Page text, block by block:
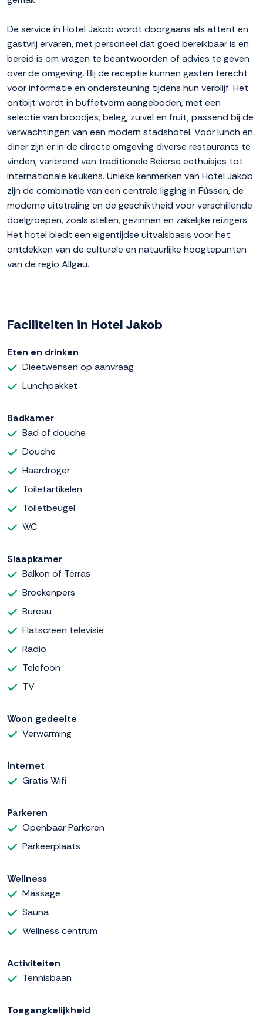
De service in Hotel Jakob wordt doorgaans als attent en
gastvrij ervaren, met personeel dat goed bereikbaar is en
bereid is om vragen te beantwoorden of advies te geven
over de omgeving. Bij de receptie kunnen gasten terecht
voor informatie en ondersteuning tijdens hun verblijf. Het
ontbijt wordt in buffetvorm aangeboden, met een
selectie van broodjes, beleg, zuivel en fruit, passend bij de
verwachtingen van een modern stadshotel. Voor lunch en
diner zijn er in de directe omgeving diverse restaurants te
vinden, variërend van traditionele Beierse eethuisjes tot
internationale keukens. Unieke kenmerken van Hotel Jakob
zijn de combinatie van een centrale ligging in Füssen, de
moderne uitstraling en de geschiktheid voor verschillende
doelgroepen, zoals stellen, gezinnen en zakelijke reizigers.
Het hotel biedt een eigentijdse uitvalsbasis voor het
ontdekken van de culturele en natuurlijke hoogtepunten
van de regio Allgäu.
Faciliteiten in Hotel Jakob
Eten en drinken
Dieetwensen op aanvraag
Lunchpakket
Badkamer
Bad of douche
Douche
Haardroger
Toiletartikelen
Toiletbeugel
WC
Slaapkamer
Balkon of Terras
Broekenpers
Bureau
Flatscreen televisie
Radio
Telefoon
TV
Woon gedeelte
Verwarming
Internet
Gratis Wifi
Parkeren
Openbaar Parkeren
Parkeerplaats
Wellness
Massage
Sauna
Wellness centrum
Activiteiten
Tennisbaan
Toegangkelijkheid